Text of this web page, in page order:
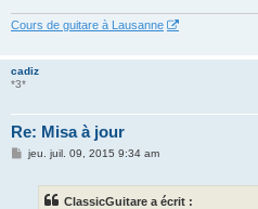
Cours de guitare à Lausanne
cadiz
*3*
Re: Misa à jour
Mjeu. juil. 09, 2015 9:34 am
ClassicGuitare a écrit :